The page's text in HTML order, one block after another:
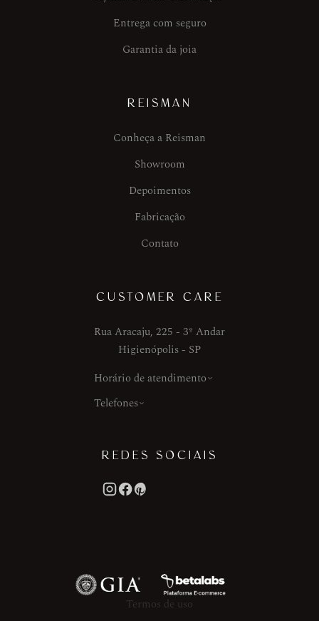
Entrega com seguro
Garantia da joia
REISMAN
Conheça a Reisman
Showroom
Depoimentos
Fabricação
Contato
CUSTOMER CARE
Rua Aracaju, 225 - 3º Andar
Higienópolis - SP
Horário de atendimento
Telefones
REDES SOCIAIS
Termos de uso